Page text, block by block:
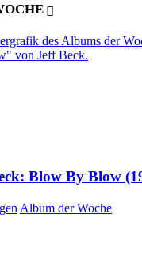
Blow By Blow
Album der Woche